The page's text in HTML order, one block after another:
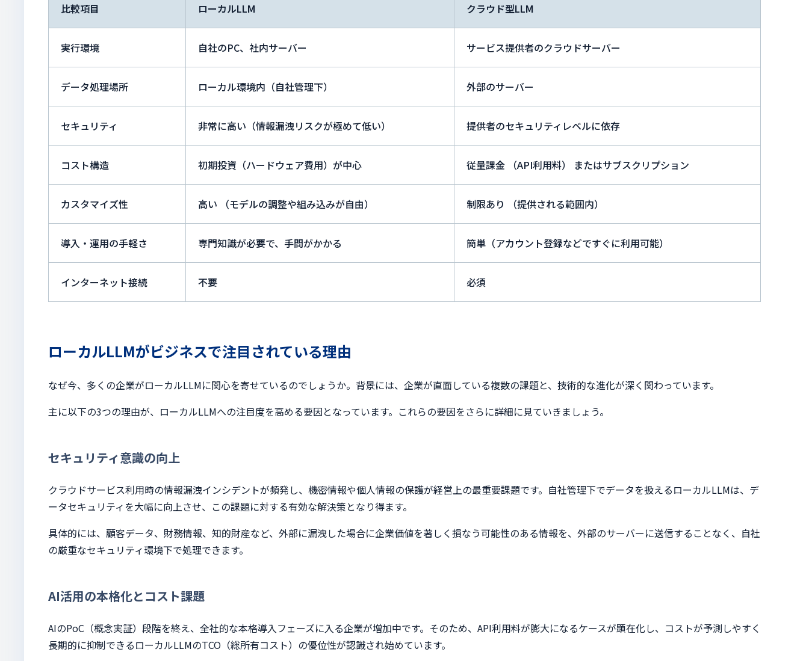
比較項目 ローカルLLM クラウド型LLM
実行環境 自社のPC、社内サーバー サービス提供者のクラウドサーバー
データ処理場所 ローカル環境内（自社管理下） 外部のサーバー
セキュリティ 非常に高い（情報漏洩リスクが極めて低い） 提供者のセキュリティレベルに依存
コスト構造 初期投資（ハードウェア費用）が中心 従量課金 （API利用料） またはサブスクリプション
カスタマイズ性 高い （モデルの調整や組み込みが自由） 制限あり （提供される範囲内）
導入・運用の手軽さ 専門知識が必要で、手間がかかる 簡単（アカウント登録などですぐに利用可能）
インターネット接続 不要 必須
ローカルLLMがビジネスで注目されている理由
なぜ今、多くの企業がローカルLLMに関心を寄せているのでしょうか。背景には、企業が直面している複数の課題と、技術的な進化が深く関わっています。
主に以下の3つの理由が、ローカルLLMへの注目度を高める要因となっています。これらの要因をさらに詳細に見ていきましょう。
セキュリティ意識の向上
クラウドサービス利用時の情報漏洩インシデントが頻発し、機密情報や個人情報の保護が経営上の最重要課題です。自社管理下でデータを扱えるローカルLLMは、デ
ータセキュリティを大幅に向上させ、この課題に対する有効な解決策となり得ます。
具体的には、顧客データ、財務情報、知的財産など、外部に漏洩した場合に企業価値を著しく損なう可能性のある情報を、外部のサーバーに送信することなく、自社
の厳重なセキュリティ環境下で処理できます。
AI活用の本格化とコスト課題
AIのPoC（概念実証）段階を終え、全社的な本格導入フェーズに入る企業が増加中です。そのため、API利用料が膨大になるケースが顕在化し、コストが予測しやすく
長期的に抑制できるローカルLLMのTCO（総所有コスト）の優位性が認識され始めています。